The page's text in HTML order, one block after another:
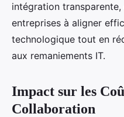
intégration
entreprises à aligner
technologique tout en
aux remaniements IT.
Impact sur les
Collaboration